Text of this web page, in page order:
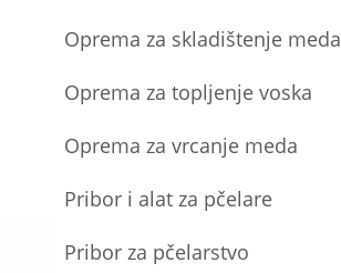
Oprema za skladištenje meda
Oprema za topljenje voska
Oprema za vrcanje meda
Pribor i alat za pčelare
Pribor za pčelarstvo